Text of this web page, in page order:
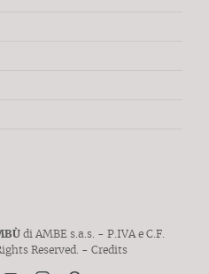
di AMBE s.a.s. - P.IVA e C.F.
Reserved. - Credits